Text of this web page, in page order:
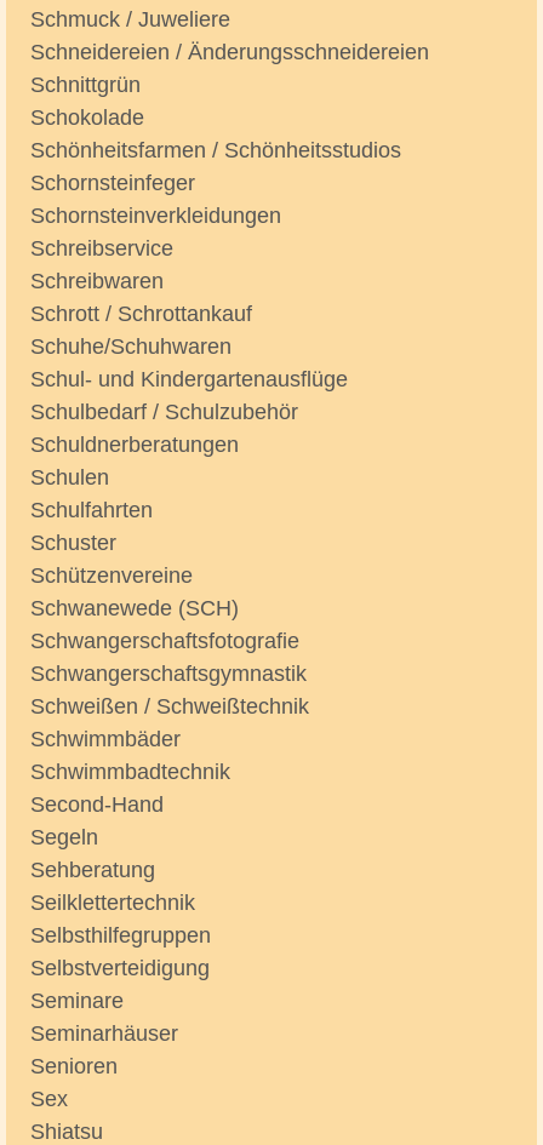
Schmuck / Juweliere
Schneidereien / Änderungsschneidereien
Schnittgrün
Schokolade
Schönheitsfarmen / Schönheitsstudios
Schornsteinfeger
Schornsteinverkleidungen
Schreibservice
Schreibwaren
Schrott / Schrottankauf
Schuhe/Schuhwaren
Schul- und Kindergartenausflüge
Schulbedarf / Schulzubehör
Schuldnerberatungen
Schulen
Schulfahrten
Schuster
Schützenvereine
Schwanewede (SCH)
Schwangerschaftsfotografie
Schwangerschaftsgymnastik
Schweißen / Schweißtechnik
Schwimmbäder
Schwimmbadtechnik
Second-Hand
Segeln
Sehberatung
Seilklettertechnik
Selbsthilfegruppen
Selbstverteidigung
Seminare
Seminarhäuser
Senioren
Sex
Shiatsu